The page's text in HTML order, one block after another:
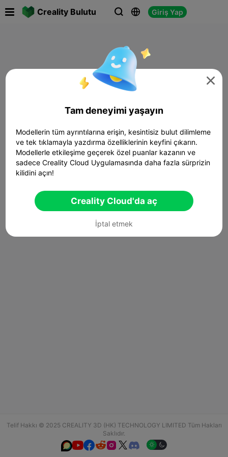
Creality Bulutu   Giriş Yap
Telif Hakkı © 2025 CREALITY 3D (HK) TECHNOLOGY LIMITED Tüm Hakları
Saklıdır.
  

Tam deneyimi yaşayın
Modellerin tüm ayrıntılarına erişin, kesintisiz bulut dilimleme
ve tek tıklamayla yazdırma özelliklerinin keyfini çıkarın.
Modellerle etkileşime geçerek özel puanlar kazanın ve
sadece Creality Cloud Uygulamasında daha fazla sürprizin
kilidini açın!
Creality Cloud'da aç
İptal etmek